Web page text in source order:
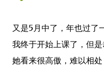
又是5月中了，年也过了
我终于开始上课了，但
她看来很高傲，难以相处